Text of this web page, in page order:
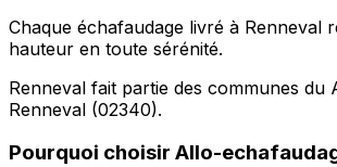
Chaque échafaudage livré à
hauteur en toute sérénité.
Renneval fait partie des communes
Renneval (02340).
Pourquoi choisir Allo-